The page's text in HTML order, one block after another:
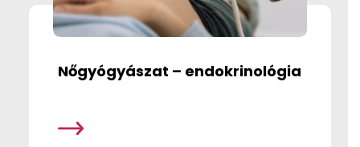
Nőgyógyászat – endokrinológia